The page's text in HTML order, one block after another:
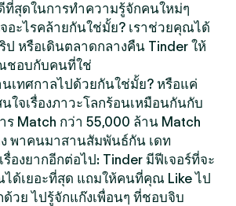
ที่สุดในการทำความรู้จักคนใหม่ๆ
อะไรคล้ายกันใช่มั้ย? เราช่วยคุณได้
ป หรือเดินตลาดกลางคืน Tinder ให้
ชอบกับคนที่ใช่
นเทศกาลไปด้วยกันใช่มั้ย? หรือแค่
ใจเรื่องภาวะโลกร้อนเหมือนกันกับ
Match กว่า 55,000 ล้าน Match
ง พาคนมาสานสัมพันธ์กัน เดท
องยากอีกต่อไป: Tinder มีฟีเจอร์ที่จะ
ด้เยอะที่สุด แถมให้คนที่คุณ Like ไป
วย ไปรู้จักแก๊งเพื่อนๆ ที่ชอบจิบ